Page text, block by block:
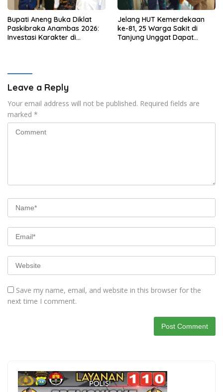
Bupati Aneng Buka Diklat
Paskibraka Anambas 2026:
Investasi Karakter di
Jelang HUT Kemerdekaan
ke-81, 25 Warga Sakit di
Tanjung Unggat Dapat
Leave a Reply
Your email address will not be published. Required fields are
marked *
Save my name, email, and website in this browser for the
next time I comment.